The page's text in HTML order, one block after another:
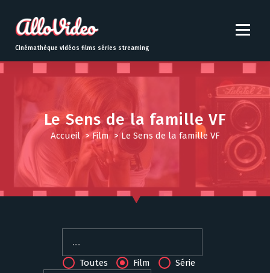
t
o
Cinémathèque vidéos films séries streaming
Le Sens de la famille VF
Accueil>Film>Le Sens de la famille VF
Toutes Film Série